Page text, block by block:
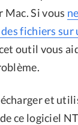
Mac. Si vous
fichiers sur
outil vous
et
ce logiciel